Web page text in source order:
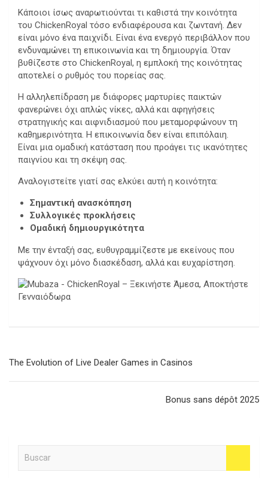
Κάποιοι ίσως αναρωτιούνται τι καθιστά την κοινότητα
του ChickenRoyal τόσο ενδιαφέρουσα και ζωντανή. Δεν
είναι μόνο ένα παιχνίδι. Είναι ένα ενεργό περιβάλλον που
ενδυναμώνει τη επικοινωνία και τη δημιουργία. Όταν
βυθίζεστε στο ChickenRoyal, η εμπλοκή της κοινότητας
αποτελεί ο ρυθμός του πορείας σας.
Η αλληλεπίδραση με διάφορες μαρτυρίες παικτών
φανερώνει όχι απλώς νίκες, αλλά και αφηγήσεις
στρατηγικής και αιφνιδιασμού που μεταμορφώνουν τη
καθημερινότητα. Η επικοινωνία δεν είναι επιπόλαιη.
Είναι μια ομαδική κατάσταση που προάγει τις ικανότητες
παιγνίου και τη σκέψη σας.
Αναλογιστείτε γιατί σας ελκύει αυτή η κοινότητα:
Σημαντική ανασκόπηση
Συλλογικές προκλήσεις
Ομαδική δημιουργικότητα
Με την ένταξή σας, ευθυγραμμίζεστε με εκείνους που
ψάχνουν όχι μόνο διασκέδαση, αλλά και ευχαρίστηση.
The Evolution of Live Dealer Games in Casinos
Bonus sans dépôt 2025